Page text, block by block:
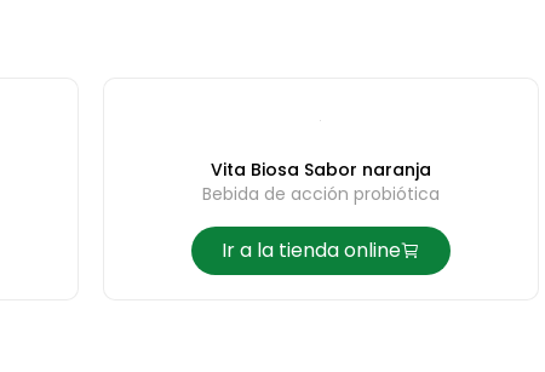
Vita Biosa Sabor naranja
Bebida de acción probiótica
Ir a la tienda online